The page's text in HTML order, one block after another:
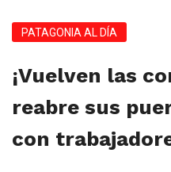
PATAGONIA AL DÍA
¡Vuelven las
reabre sus
con